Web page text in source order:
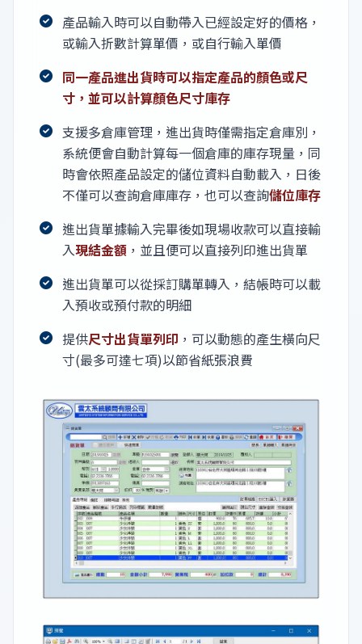
產品輸入時可以自動帶入已經設定好的價格，
或輸入折數計算單價，或自行輸入單價
同一產品進出貨時可以指定產品的顏色或尺
寸，並可以計算顏色尺寸庫存
支援多倉庫管理，進出貨時僅需指定倉庫別，
系統便會自動計算每一個倉庫的庫存現量，同
時會依照產品設定的儲位資料自動載入，日後
不僅可以查詢倉庫庫存，也可以查詢儲位庫存
進出貨單據輸入完畢後如現場收款可以直接輸
入現結金額 ，並且便可以直接列印進出貨單
進出貨單可以從採訂購單轉入，結帳時可以載
入預收或預付款的明細
提供尺寸出貨單列印 ，可以動態的產生橫向尺
寸(最多可達七項)以節省紙張浪費